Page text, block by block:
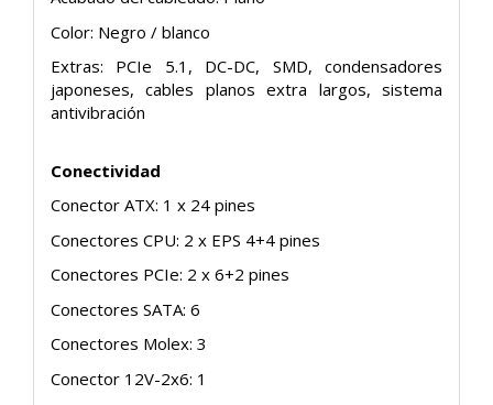
Color: Negro / blanco
Extras: PCIe 5.1, DC-DC, SMD, condensadores
japoneses, cables planos extra largos, sistema
antivibración
Conectividad
Conector ATX: 1 x 24 pines
Conectores CPU: 2 x EPS 4+4 pines
Conectores PCIe: 2 x 6+2 pines
Conectores SATA: 6
Conectores Molex: 3
Conector 12V-2x6: 1